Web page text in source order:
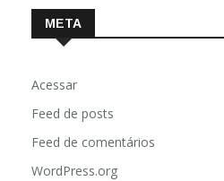
META
Acessar
Feed de posts
Feed de comentários
WordPress.org